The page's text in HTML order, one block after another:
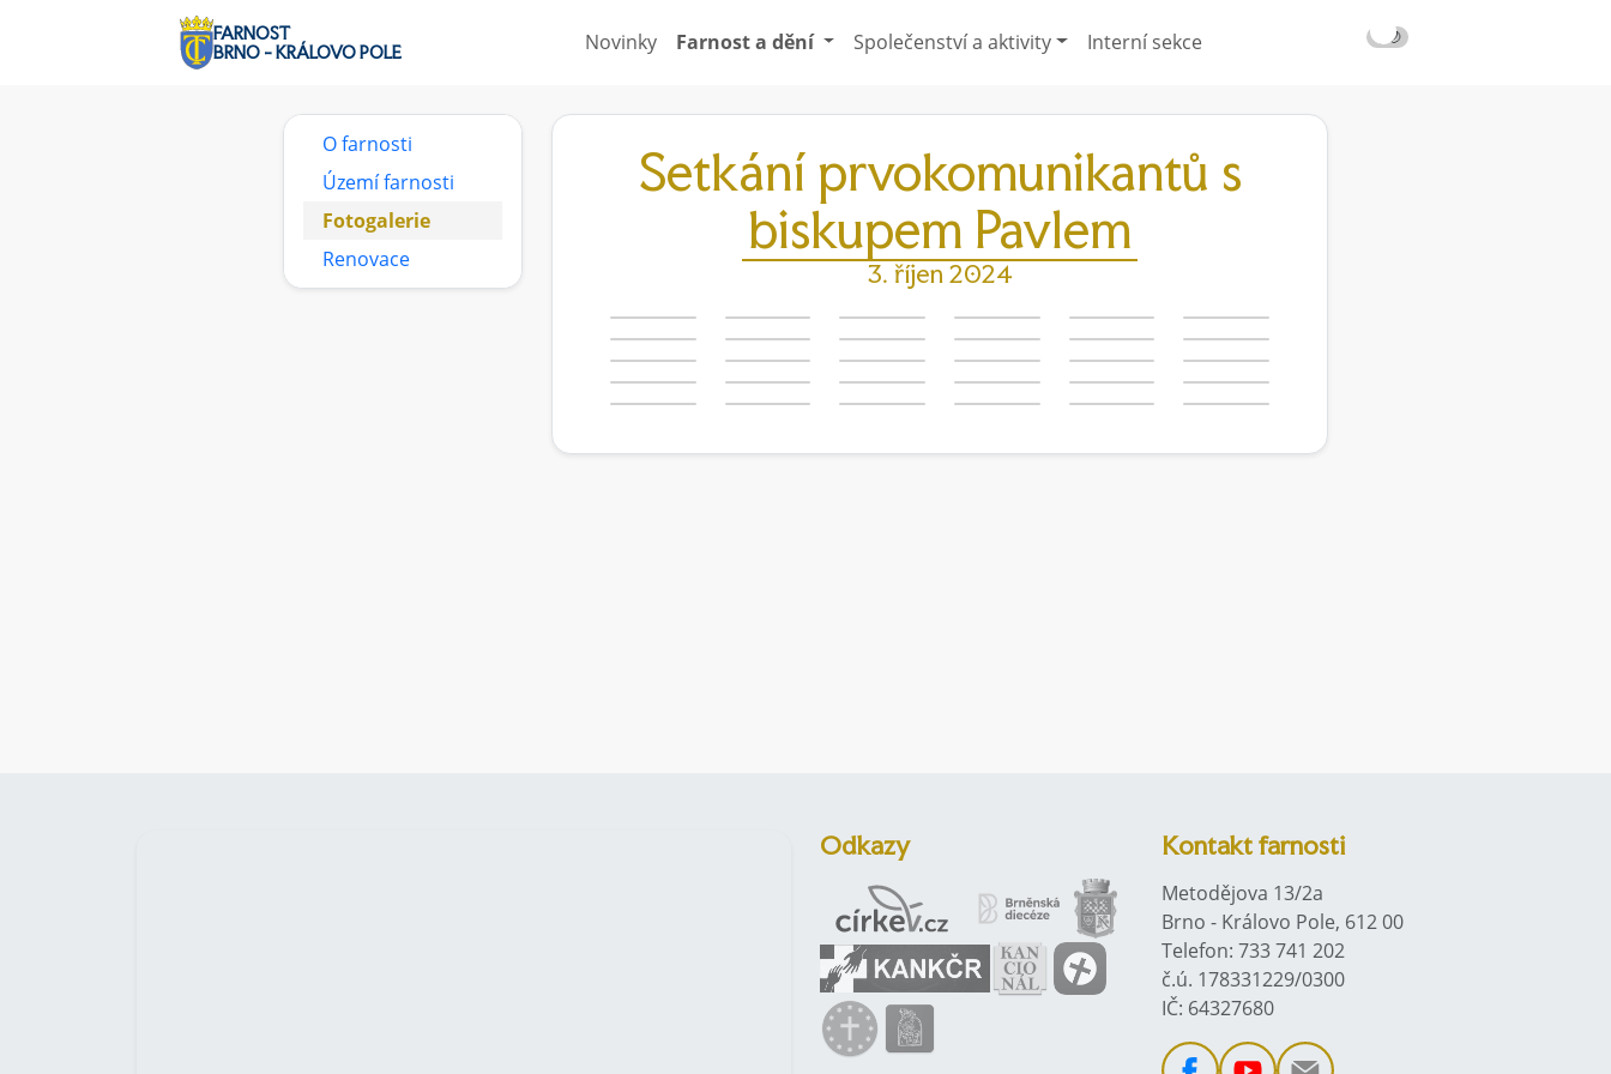
FARNOST
BRNO - KRÁLOVO POLE
☀️ 🌙
Novinky Farnost a dění Společenství a aktivity Interní sekce
O farnosti
Území farnosti
Fotogalerie
Renovace
Setkání prvokomunikantů s
biskupem Pavlem
3. říjen 2024
Odkazy Kontakt farnosti
Metodějova 13/2a
Brno - Královo Pole, 612 00
Telefon: 733 741 202
č.ú. 178331229/0300
IČ: 64327680